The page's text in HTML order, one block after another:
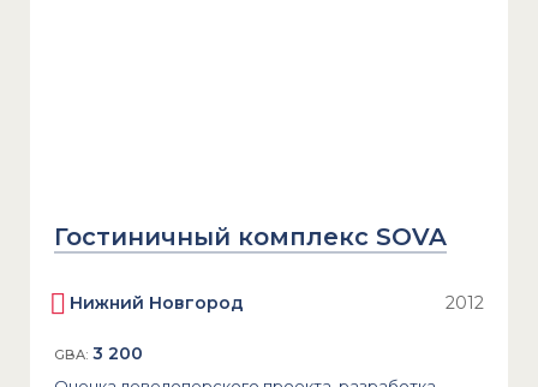
Гостиничный комплекс SOVA
Нижний Новгород 2012
GBA: 3 200